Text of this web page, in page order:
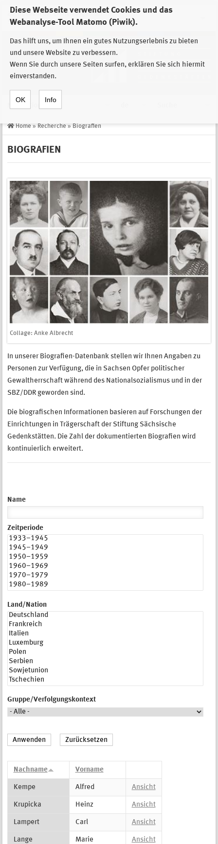
Diese Webseite verwendet Cookies und das
Webanalyse-Tool Matomo (Piwik).
Das hilft uns, um Ihnen ein gutes Nutzungserlebnis zu bieten
und unsere Website zu verbessern.
Wenn Sie durch unsere Seiten surfen, erklären Sie sich hiermit
einverstanden.
OK Info
Zur Auswahl der Einrichtungen der
Stiftung Sächsische Gedenkstätten
Home » Recherche » Biografien
BIOGRAFIEN
Collage: Anke Albrecht
In unserer Biografien-Datenbank stellen wir Ihnen Angaben zu
Personen zur Verfügung, die in Sachsen Opfer politischer
Gewaltherrschaft während des Nationalsozialismus und in der
SBZ/DDR geworden sind.
Die biografischen Informationen basieren auf Forschungen der
Einrichtungen in Trägerschaft der Stiftung Sächsische
Gedenkstätten. Die Zahl der dokumentierten Biografien wird
kontinuierlich erweitert.
Name
Zeitperiode
Land/Nation
Gruppe/Verfolgungskontext
Nachname Vorname
Kempe Alfred Ansicht
Krupicka Heinz Ansicht
Lampert Carl Ansicht
Lange Marie Ansicht